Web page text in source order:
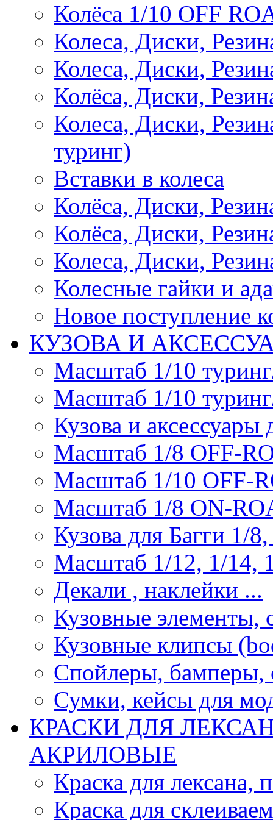
Колёса 1/10 OFF
Колеса, Диски,
Колеса, Диски,
Колёса, Диски,
Колеса, Диски,
туринг)
Вставки в колеса
Колёса, Диски,
Колёса, Диски,
Колеса, Диски,
Колесные гайки и
Новое поступление
КУЗОВА И
Масштаб 1/10
Масштаб 1/10
Кузова и
Масштаб 1/8 OFF-
Масштаб 1/10 OFF-
Масштаб 1/8 ON-
Кузова для Багги 1/
Масштаб 1/12, 1/14,
Декали , наклейки ...
Кузовные элементы,
Кузовные клипсы
Спойлеры, бамперы,
Сумки, кейсы для
КРАСКИ ДЛЯ
АКРИЛОВЫЕ
Краска для лексана,
Краска для